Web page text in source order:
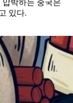
박하는 중국은
있다.